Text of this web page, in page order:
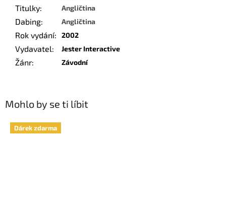
Mohlo by se ti líbit
Dárek zdarma
Titulky: Angličtina
Dabing: Angličtina
Rok vydání: 2002
Vydavatel: Jester Interactive
Žánr: Závodní